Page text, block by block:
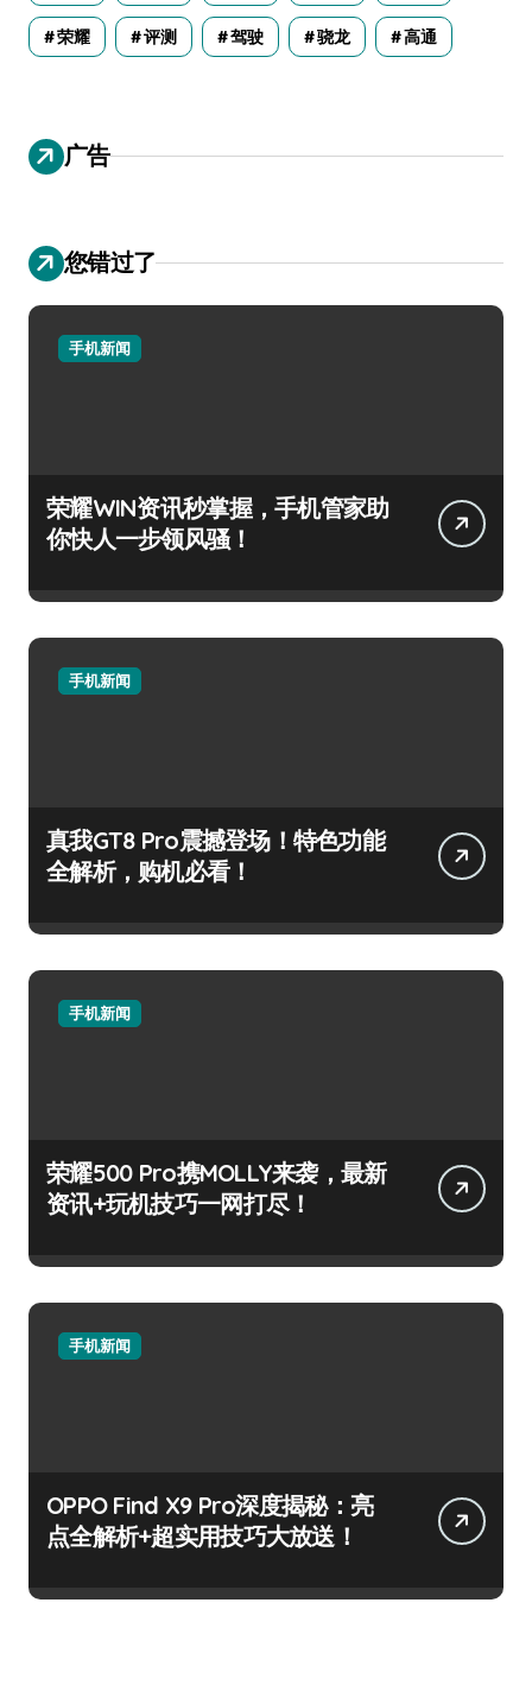
荣耀 评测 驾驶 骁龙 高通
广告
您错过了
手机新闻
荣耀WIN资讯秒掌握，手机管家助
你快人一步领风骚！
手机新闻
真我GT8 Pro震撼登场！特色功能
全解析，购机必看！
手机新闻
荣耀500 Pro携MOLLY来袭，最新
资讯+玩机技巧一网打尽！
手机新闻
OPPO Find X9 Pro深度揭秘：亮
点全解析+超实用技巧大放送！